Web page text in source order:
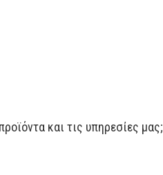
και τις υπηρεσίες μας;